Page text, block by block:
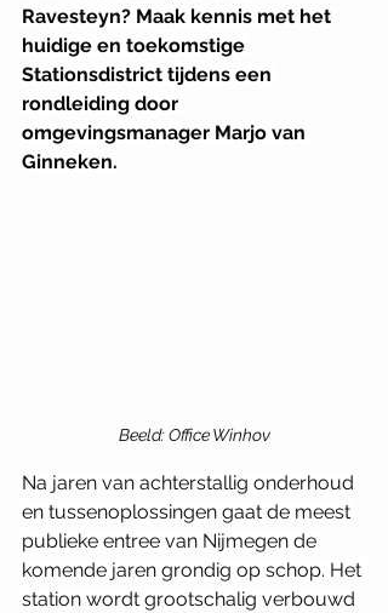
Ravesteyn? Maak kennis met het
huidige en toekomstige
Stationsdistrict tijdens een
rondleiding door
omgevingsmanager Marjo van
Ginneken.
Beeld: Office Winhov
Na jaren van achterstallig onderhoud
en tussenoplossingen gaat de meest
publieke entree van Nijmegen de
komende jaren grondig op schop. Het
station wordt grootschalig verbouwd